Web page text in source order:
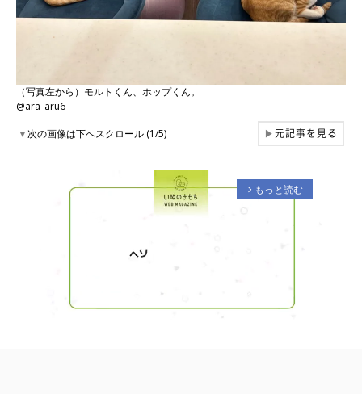
（写真左から）モルトくん、ホップくん。
@ara_aru6
▼次の画像は下へスクロール (1/5) ▶元記事を見る
arrow_forward_ios もっと読む